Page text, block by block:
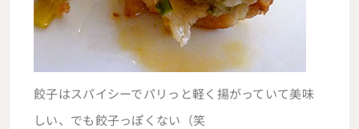
餃子はスパイシーでパリっと軽く揚がっていて美味
しい、でも餃子っぽくない（笑